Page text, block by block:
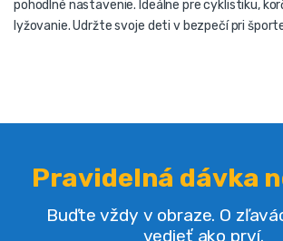
pohodlné nastavenie. Ideálne pre cyklistiku,
lyžovanie. Udržte svoje deti v bezpečí pri
Pravidelná dávka
Buďte vždy v obraze. O
vedieť ako prví.